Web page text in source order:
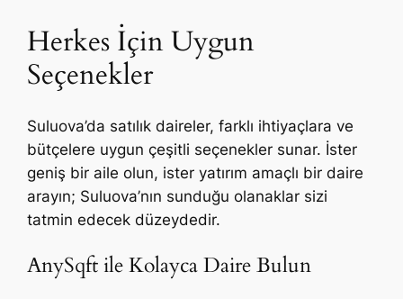
Herkes İçin Uygun
Seçenekler
Suluova’da satılık daireler, farklı ihtiyaçlara ve
bütçelere uygun çeşitli seçenekler sunar. İster
geniş bir aile olun, ister yatırım amaçlı bir daire
arayın; Suluova’nın sunduğu olanaklar sizi
tatmin edecek düzeydedir.
AnySqft ile Kolayca Daire Bulun